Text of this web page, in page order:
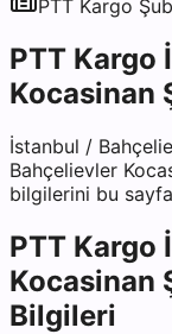
PTT Kargo
PTT Kargo
Kocasinan
İstanbul /
Bahçelievler
bilgilerini bu
PTT Kargo
Kocasinan
Bilgileri